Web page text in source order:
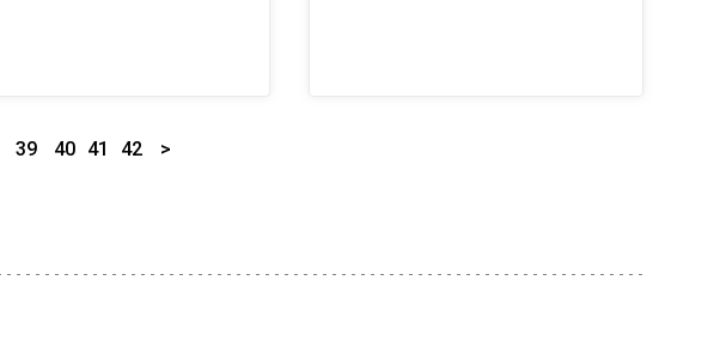
39 40 41 42 >